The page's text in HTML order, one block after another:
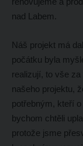
nad Labem.
Náš projekt má
počátku byla
realizují, to vše
našeho projektu,
potřebným, kteří
bychom chtěli
protože jsme